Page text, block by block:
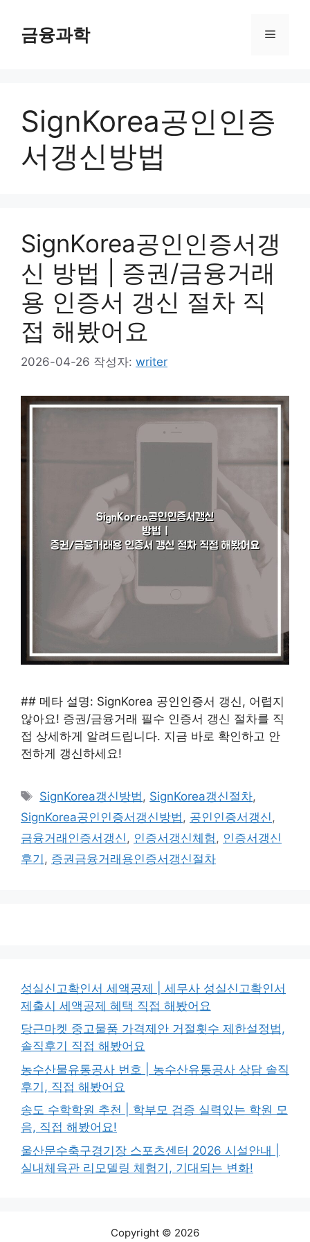
금융과학 메
SignKorea공인인증
서갱신방법
SignKorea공인인증서갱
신 방법 | 증권/금융거래
용 인증서 갱신 절차 직
접 해봤어요
2026-04-26 작성자: writer
## 메타 설명: SignKorea 공인인증서 갱신, 어렵지
않아요! 증권/금융거래 필수 인증서 갱신 절차를 직
접 상세하게 알려드립니다. 지금 바로 확인하고 안
전하게 갱신하세요!
태
그
SignKorea갱신방법 , SignKorea갱신절차,
SignKorea공인인증서갱신방법 , 공인인증서갱신 ,
금융거래인증서갱신 , 인증서갱신체험 , 인증서갱신
후기 , 증권금융거래용인증서갱신절차
성실신고확인서 세액공제 | 세무사 성실신고확인서
제출시 세액공제 혜택 직접 해봤어요
당근마켓 중고물품 가격제안 거절횟수 제한설정법,
솔직후기 직접 해봤어요
농수산물유통공사 번호 | 농수산유통공사 상담 솔직
후기, 직접 해봤어요
송도 수학학원 추천 | 학부모 검증 실력있는 학원 모
음, 직접 해봤어요!
울산문수축구경기장 스포츠센터 2026 시설안내 |
실내체육관 리모델링 체험기, 기대되는 변화!
Copyright © 2026